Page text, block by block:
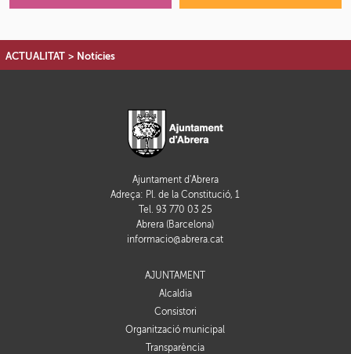
ACTUALITAT > Notícies
Ajuntament d'Abrera
Adreça: Pl. de la Constitució, 1
Tel. 93 770 03 25
Abrera (Barcelona)
informacio@abrera.cat
AJUNTAMENT
Alcaldia
Consistori
Organització municipal
Transparència